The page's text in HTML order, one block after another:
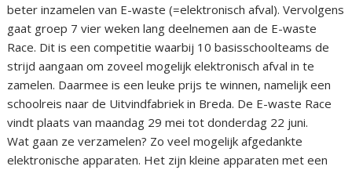
beter inzamelen van E-waste (=elektronisch afval). Vervolgens
gaat groep 7 vier weken lang deelnemen aan de E-waste
Race. Dit is een competitie waarbij 10 basisschoolteams de
strijd aangaan om zoveel mogelijk elektronisch afval in te
zamelen. Daarmee is een leuke prijs te winnen, namelijk een
schoolreis naar de Uitvindfabriek in Breda. De E-waste Race
vindt plaats van maandag 29 mei tot donderdag 22 juni.
Wat gaan ze verzamelen? Zo veel mogelijk afgedankte
elektronische apparaten. Het zijn kleine apparaten met een